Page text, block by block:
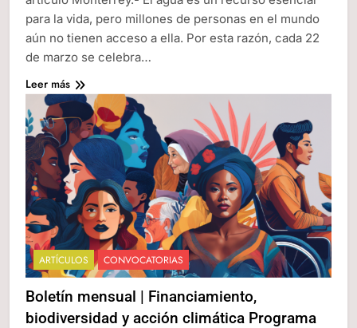
para la vida, pero millones de personas en el mundo
aún no tienen acceso a ella. Por esta razón, cada 22
de marzo se celebra…
Leer más
ARTÍCULOS CONVOCATORIAS
Boletín mensual | Financiamiento,
biodiversidad y acción climática Programa